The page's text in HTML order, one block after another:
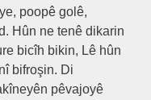
poopê golê,
Hûn ne tenê dikarin
bicîh bikin, Lê hûn
bifroşin. Di
pêvajoyê